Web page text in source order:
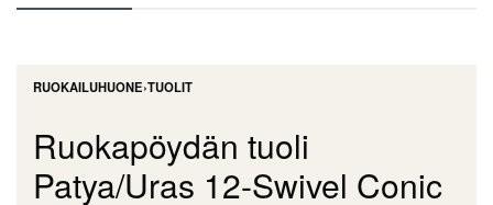
RUOKAILUHUONE›TUOLIT
Ruokapöydän tuoli
Patya/Uras 12-Swivel Conic